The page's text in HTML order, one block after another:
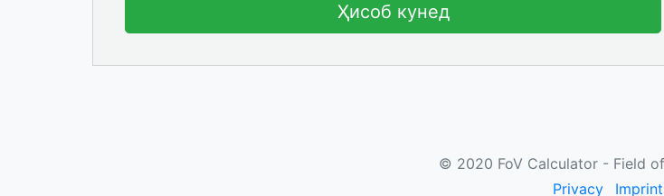
Ҳисоб кунед
© 2020 FoV Calculator - Field
Privacy
Imprint